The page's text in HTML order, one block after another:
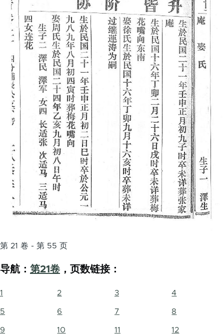
第 21 卷 - 第 55 页
导航： 第21卷 ，页数链接：
1 2 3 4
5 6 7 8
9 10 11 12